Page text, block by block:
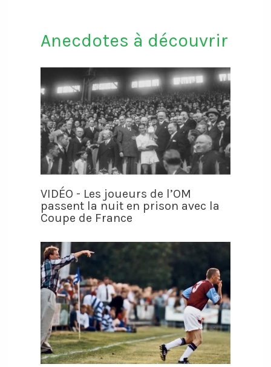
Anecdotes à découvrir
VIDÉO - Les joueurs de l’OM
passent la nuit en prison avec la
Coupe de France